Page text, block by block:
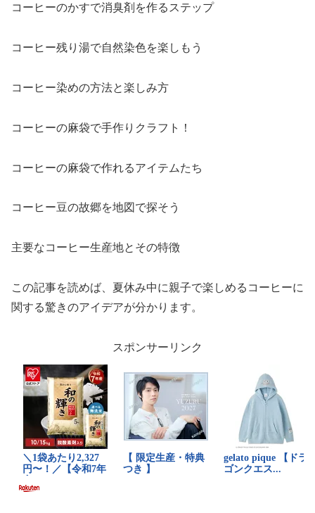
コーヒーのかすで消臭剤を作るステップ
コーヒー残り湯で自然染色を楽しもう
コーヒー染めの方法と楽しみ方
コーヒーの麻袋で手作りクラフト！
コーヒーの麻袋で作れるアイテムたち
コーヒー豆の故郷を地図で探そう
主要なコーヒー生産地とその特徴
この記事を読めば、夏休み中に親子で楽しめるコーヒーに
関する驚きのアイデアが分かります。
スポンサーリンク